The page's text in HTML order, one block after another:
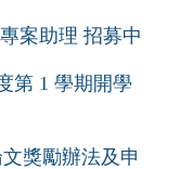
案助理 招募中
第 1 學期開學
獎勵辦法及申